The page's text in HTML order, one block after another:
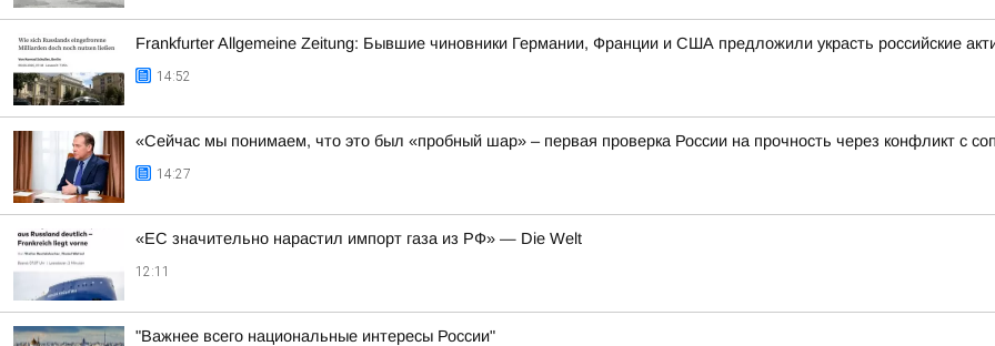
Frankfurter Allgemeine Zeitung: Бывшие чиновники Германии, Франции и США предложили украсть российские
14:52
«Сейчас мы понимаем, что это был «пробный шар» – первая проверка России на прочность через конфликт с
14:27
«ЕС значительно нарастил импорт газа из РФ» — Die Welt
12:11
"Важнее всего национальные интересы России"